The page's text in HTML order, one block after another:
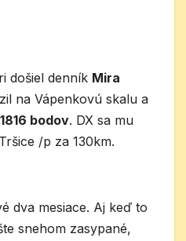
došiel denník Mira
na Vápenkovú skalu a
1816 bodov. DX sa mu
/p za 130km.
dva mesiace. Aj keď to
snehom zasypané,